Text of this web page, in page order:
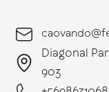
Diagonal
903